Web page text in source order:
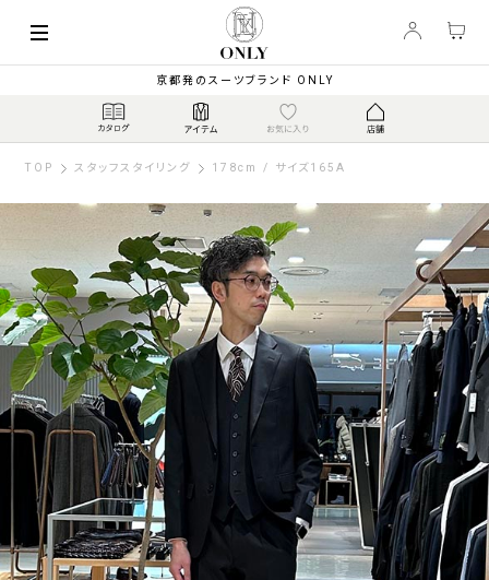
京都発のスーツブランド ONLY
TOP スタッフスタイリング 178cm / サイズ165A